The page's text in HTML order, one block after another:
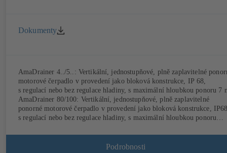
Dokumenty
AmaDrainer 4../5..: Vertikální, jednostupňové, plně zaplavitelné
motorové čerpadlo v provedení jako bloková konstrukce, IP 68,
s regulací nebo bez regulace hladiny, s maximální hloubkou ponoru 7
AmaDrainer 80/100: Vertikální, jednostupňové, plně zaplavitelné
ponorné motorové čerpadlo v provedení jako bloková konstrukce,
s regulací nebo bez regulace hladiny, s maximální hloubkou ponoru
Podrobnosti